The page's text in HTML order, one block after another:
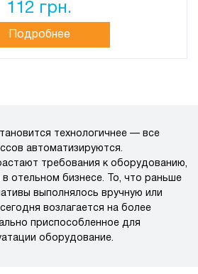
112 грн.
Подробнее
технологичнее — все
автоматизируются.
требования к оборудованию,
отельном бизнесе. То, что раньше
выполнялось вручную или
возлагается на более
приспособленное для
оборудование.